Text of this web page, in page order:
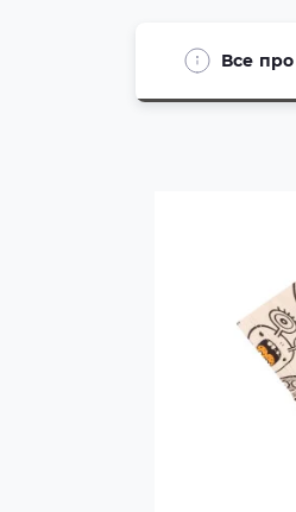
Все